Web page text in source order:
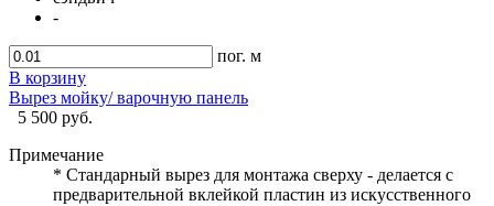
-
пог. м
В корзину
Вырез мойку/ варочную панель
5 500 руб.
Примечание
* Стандарный вырез для монтажа сверху - делается с
предварительной вклейкой пластин из искусственного